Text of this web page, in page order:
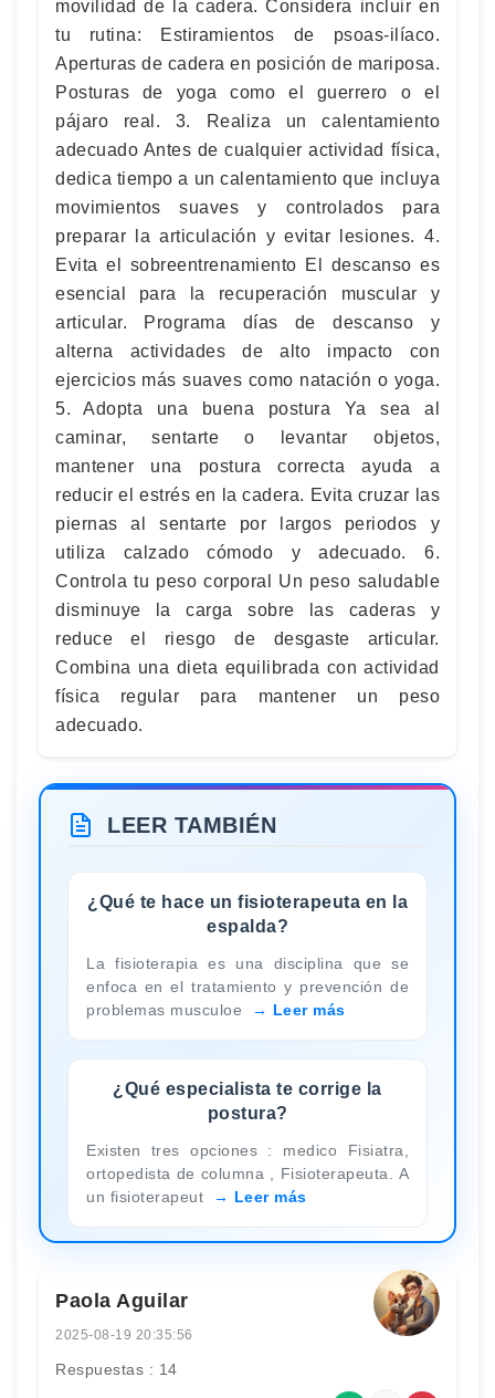
movilidad de la cadera. Considera incluir en
tu rutina: Estiramientos de psoas-ilíaco.
Aperturas de cadera en posición de mariposa.
Posturas de yoga como el guerrero o el
pájaro real. 3. Realiza un calentamiento
adecuado Antes de cualquier actividad física,
dedica tiempo a un calentamiento que incluya
movimientos suaves y controlados para
preparar la articulación y evitar lesiones. 4.
Evita el sobreentrenamiento El descanso es
esencial para la recuperación muscular y
articular. Programa días de descanso y
alterna actividades de alto impacto con
ejercicios más suaves como natación o yoga.
5. Adopta una buena postura Ya sea al
caminar, sentarte o levantar objetos,
mantener una postura correcta ayuda a
reducir el estrés en la cadera. Evita cruzar las
piernas al sentarte por largos periodos y
utiliza calzado cómodo y adecuado. 6.
Controla tu peso corporal Un peso saludable
disminuye la carga sobre las caderas y
reduce el riesgo de desgaste articular.
Combina una dieta equilibrada con actividad
física regular para mantener un peso
adecuado.
LEER TAMBIÉN
¿Qué te hace un fisioterapeuta en la
espalda?
La fisioterapia es una disciplina que se
enfoca en el tratamiento y prevención de
problemas musculoe
Leer más
¿Qué especialista te corrige la
postura?
Existen tres opciones : medico Fisiatra,
ortopedista de columna , Fisioterapeuta. A
un fisioterapeut
Leer más
Paola Aguilar
2025-08-19 20:35:56
Respuestas : 14